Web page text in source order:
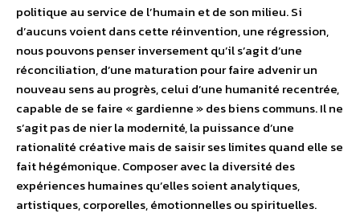
politique au service de l’humain et de son milieu. Si
d’aucuns voient dans cette réinvention, une régression,
nous pouvons penser inversement qu’il s’agit d’une
réconciliation, d’une maturation pour faire advenir un
nouveau sens au progrès, celui d’une humanité recentrée,
capable de se faire « gardienne » des biens communs. Il ne
s’agit pas de nier la modernité, la puissance d’une
rationalité créative mais de saisir ses limites quand elle se
fait hégémonique. Composer avec la diversité des
expériences humaines qu’elles soient analytiques,
artistiques, corporelles, émotionnelles ou spirituelles.